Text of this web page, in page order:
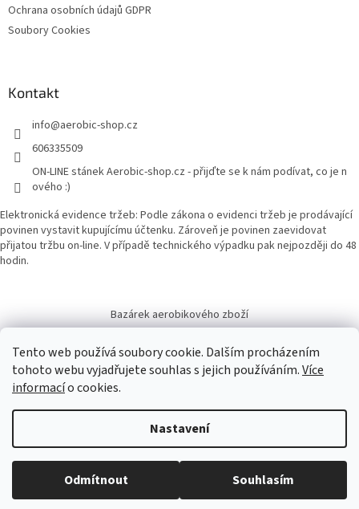
Tento web používá soubory cookie. Dalším procházením
tohoto webu vyjadřujete souhlas s jejich používáním.Více
informacío cookies.
Nastavení
Odmítnout Souhlasím
Ochrana osobních údajů GDPR
Soubory Cookies
Kontakt
info@aerobic-shop.cz
606335509
ON-LINE stánek Aerobic-shop.cz - přijďte se k nám podívat, co je n
ového :)
Elektronická evidence tržeb: Podle zákona o evidenci tržeb je prodávající
povinen vystavit kupujícímu účtenku. Zároveň je povinen zaevidovat
přijatou tržbu on-line. V případě technického výpadku pak nejpozději do 48
hodin.
Bazárek aerobikového zboží
Copyright 2026Aerobic-shop.cz. Všechna práva vyhrazena.Upravit